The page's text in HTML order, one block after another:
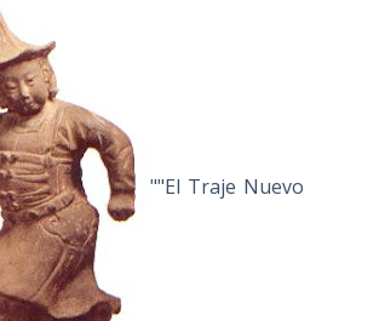
""El Traje Nuevo